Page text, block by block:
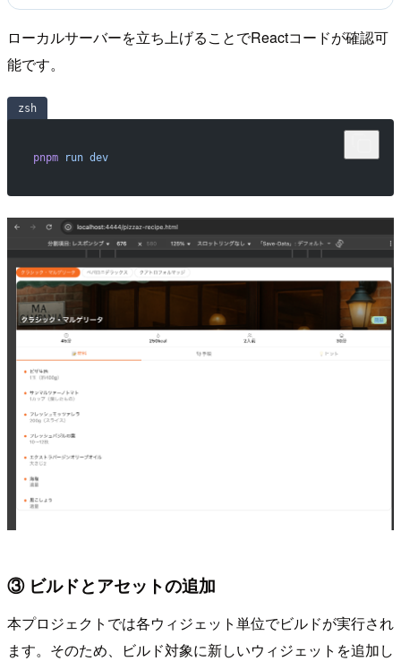
ローカルサーバーを立ち上げることでReactコードが確認可
能です。
zsh
pnpm run dev
③ ビルドとアセットの追加
本プロジェクトでは各ウィジェット単位でビルドが実行され
ます。そのため、ビルド対象に新しいウィジェットを追加し